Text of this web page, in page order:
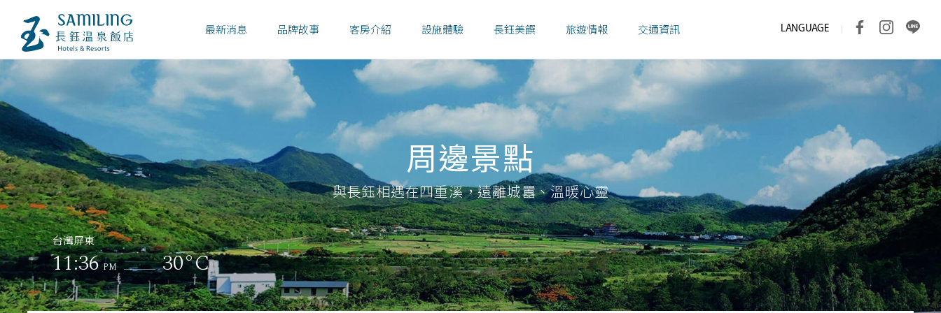
周邊景點
與長鈺相遇在四重溪，遠離城囂、溫暖心靈
台灣屏東
11:36 PM 30°C
最新消息 品牌故事 客房介紹 設施體驗 長鈺美饌 旅遊情報 交通資訊 LANGUAGE